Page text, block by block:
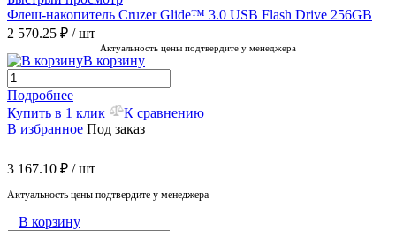
Флеш-накопитель Cruzer Glide™ 3.0 USB Flash Drive 256GB
2 570.25 ₽ / шт
Актуальность цены подтвердите у менеджера
В корзину
Подробнее
Купить в 1 клик
К сравнению
В избранное Под заказ
3 167.10 ₽ / шт
Актуальность цены подтвердите у менеджера
В корзину